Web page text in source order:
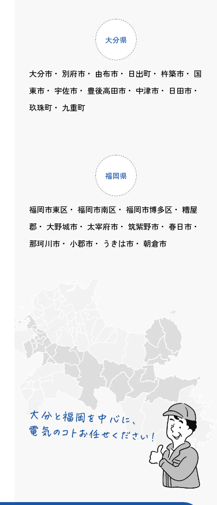
大分県
大分市 別府市 由布市 日出町 杵築市
国
東市
宇佐市 豊後高田市 中津市
日田市
玖珠町
九重町
福岡県
福岡市東区 福岡市南区 福岡市博多区
糟屋
郡
大野城市 太宰府市 筑紫野市
春日市
那珂川市
小郡市 うきは市 朝倉市